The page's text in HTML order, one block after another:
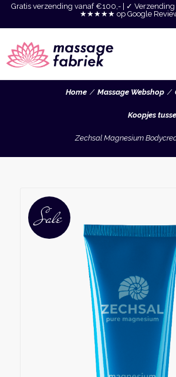
Gratis verzending vanaf €100,- | ✓
★★★★★ op Google
Home Massage Webshop
Koopjes
Zechsal Magnesium
Sale